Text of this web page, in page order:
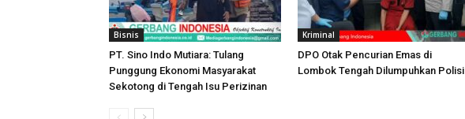
Bisnis
PT. Sino Indo Mutiara: Tulang
Punggung Ekonomi Masyarakat
Sekotong di Tengah Isu Perizinan
Kriminal
DPO Otak Pencurian Emas di
Lombok Tengah Dilumpuhkan Polisi